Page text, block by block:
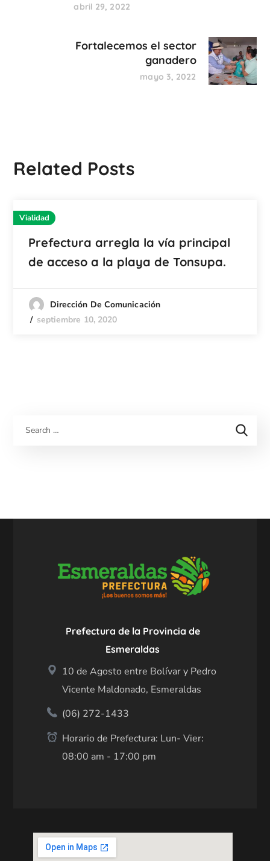
abril 29, 2022
Fortalecemos el sector
ganadero
mayo 3, 2022
Related Posts
Vialidad
Prefectura arregla la vía principal
de acceso a la playa de Tonsupa.
Dirección De Comunicación
septiembre 10, 2020
Prefectura de la Provincia de
Esmeraldas
10 de Agosto entre Bolívar y Pedro
Vicente Maldonado, Esmeraldas
(06) 272-1433
Horario de Prefectura: Lun- Vier:
08:00 am - 17:00 pm